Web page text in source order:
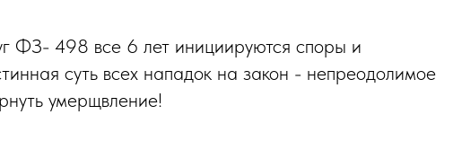
ФЗ- 498 все 6 лет инициируются споры и
суть всех нападок на закон - непреодолимое
умерщвление!